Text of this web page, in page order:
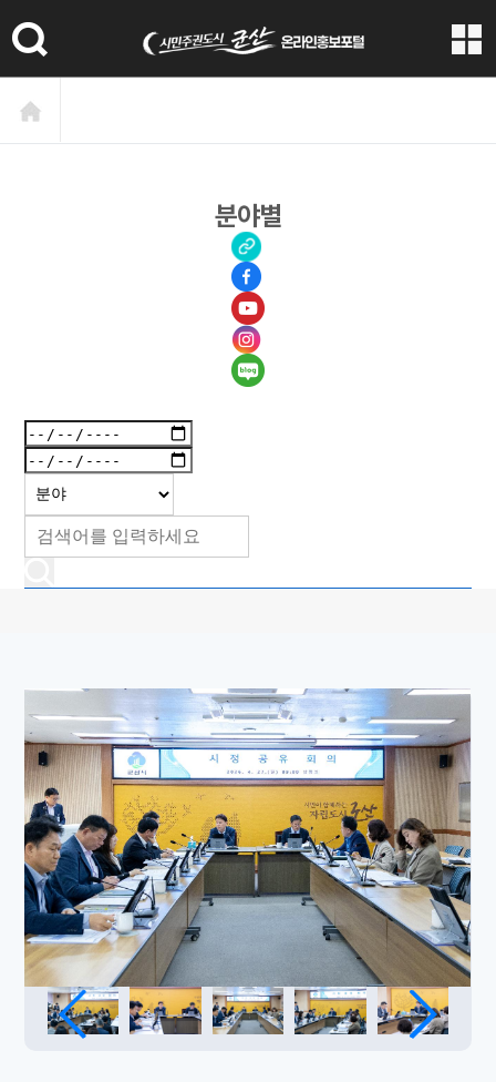
분야별